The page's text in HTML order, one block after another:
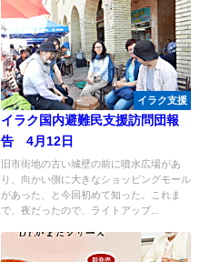
イラク支援
イラク国内避難民支援訪問団報
告 4月12日
旧市街地の古い城壁の前に噴水広場があ
り、向かい側に大きなショッピングモール
があった、と今回初めて知った。これま
で、夜だったので、ライトアップ...